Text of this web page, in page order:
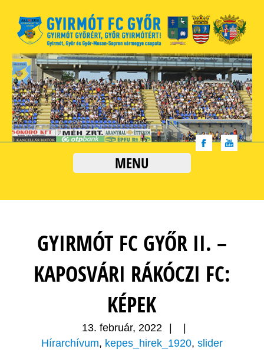
MENU
GYIRMÓT FC GYŐR II. –
KAPOSVÁRI RÁKÓCZI FC:
KÉPEK
13. február, 2022
Hírarchívum, kepes_hirek_1920, slider